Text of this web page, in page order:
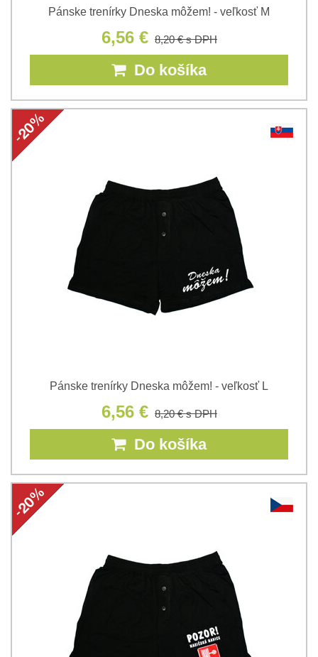
Pánske trenírky Dneska môžem! - veľkosť M
6,56 € 8,20 €s DPH
Do košíka
Pánske trenírky Dneska môžem! - veľkosť L
6,56 € 8,20 €s DPH
Do košíka